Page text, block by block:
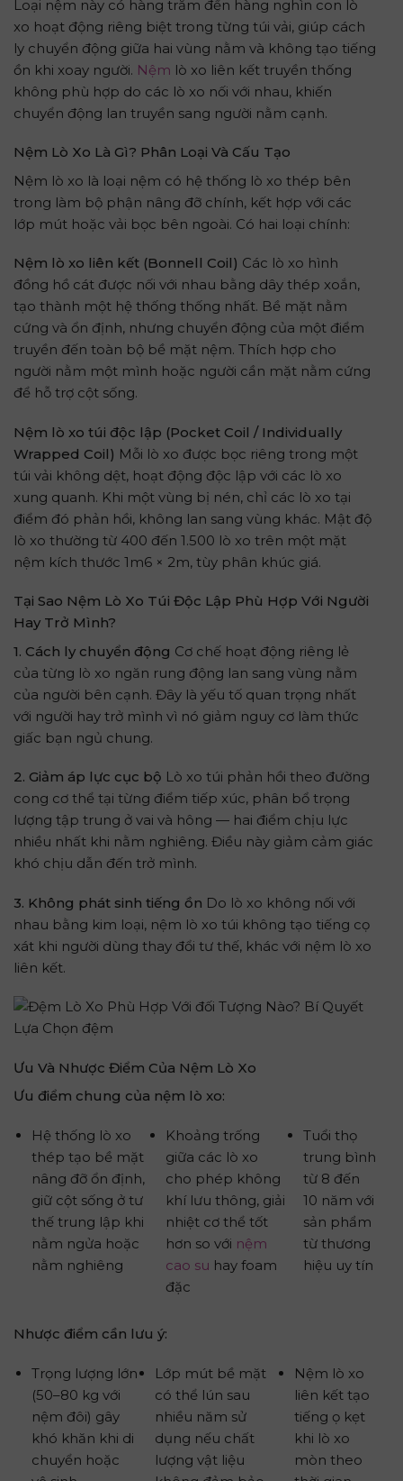
Loại nệm này có hàng trăm đến hàng nghìn con lò
xo hoạt động riêng biệt trong từng túi vải, giúp cách
ly chuyển động giữa hai vùng nằm và không tạo tiếng
ồn khi xoay người. Nệm lò xo liên kết truyền thống
không phù hợp do các lò xo nối với nhau, khiến
chuyển động lan truyền sang người nằm cạnh.
Nệm Lò Xo Là Gì? Phân Loại Và Cấu Tạo
Nệm lò xo là loại nệm có hệ thống lò xo thép bên
trong làm bộ phận nâng đỡ chính, kết hợp với các
lớp mút hoặc vải bọc bên ngoài. Có hai loại chính:
Nệm lò xo liên kết (Bonnell Coil) Các lò xo hình
đồng hồ cát được nối với nhau bằng dây thép xoắn,
tạo thành một hệ thống thống nhất. Bề mặt nằm
cứng và ổn định, nhưng chuyển động của một điểm
truyền đến toàn bộ bề mặt nệm. Thích hợp cho
người nằm một mình hoặc người cần mặt nằm cứng
để hỗ trợ cột sống.
Nệm lò xo túi độc lập (Pocket Coil / Individually
Wrapped Coil) Mỗi lò xo được bọc riêng trong một
túi vải không dệt, hoạt động độc lập với các lò xo
xung quanh. Khi một vùng bị nén, chỉ các lò xo tại
điểm đó phản hồi, không lan sang vùng khác. Mật độ
lò xo thường từ 400 đến 1.500 lò xo trên một mặt
nệm kích thước 1m6 × 2m, tùy phân khúc giá.
Tại Sao Nệm Lò Xo Túi Độc Lập Phù Hợp Với Người
Hay Trở Mình?
1. Cách ly chuyển động Cơ chế hoạt động riêng lẻ
của từng lò xo ngăn rung động lan sang vùng nằm
của người bên cạnh. Đây là yếu tố quan trọng nhất
với người hay trở mình vì nó giảm nguy cơ làm thức
giấc bạn ngủ chung.
2. Giảm áp lực cục bộ Lò xo túi phản hồi theo đường
cong cơ thể tại từng điểm tiếp xúc, phân bổ trọng
lượng tập trung ở vai và hông — hai điểm chịu lực
nhiều nhất khi nằm nghiêng. Điều này giảm cảm giác
khó chịu dẫn đến trở mình.
3. Không phát sinh tiếng ồn Do lò xo không nối với
nhau bằng kim loại, nệm lò xo túi không tạo tiếng cọ
xát khi người dùng thay đổi tư thế, khác với nệm lò xo
liên kết.
Ưu Và Nhược Điểm Của Nệm Lò Xo
Ưu điểm chung của nệm lò xo:
Hệ thống lò xo
thép tạo bề mặt
nâng đỡ ổn định,
giữ cột sống ở tư
thế trung lập khi
nằm ngửa hoặc
nằm nghiêng
Khoảng trống
giữa các lò xo
cho phép không
khí lưu thông, giải
nhiệt cơ thể tốt
hơn so với nệm
cao su hay foam
đặc
Tuổi thọ
trung bình
từ 8 đến
10 năm với
sản phẩm
từ thương
hiệu uy tín
Nhược điểm cần lưu ý:
Trọng lượng lớn
(50–80 kg với
nệm đôi) gây
khó khăn khi di
chuyển hoặc
Lớp mút bề mặt
có thể lún sau
nhiều năm sử
dụng nếu chất
lượng vật liệu
Nệm lò xo
liên kết tạo
tiếng ọ kẹt
khi lò xo
mòn theo